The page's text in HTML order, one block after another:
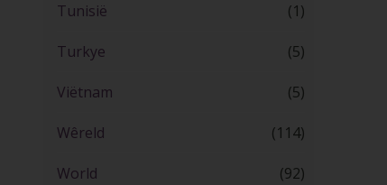
Tunisië (1)
Turkye (5)
Viëtnam (5)
Wêreld (114)
World (92)